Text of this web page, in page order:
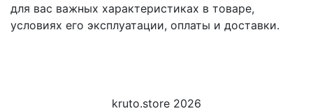
для вас важных характеристиках в товаре,
условиях его эксплуатации, оплаты и доставки.
kruto.store 2026